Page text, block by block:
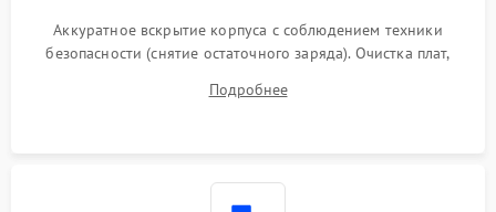
Аккуратное вскрытие корпуса с соблюдением техники
безопасности (снятие остаточного заряда). Очистка плат,
и кистей для предотвращения перегрева и замыканий.
Подробнее